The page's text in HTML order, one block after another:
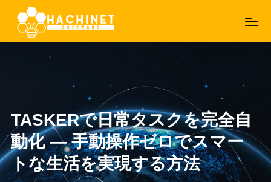
TASKERで日常タスクを完全自
動化 ― 手動操作ゼロでスマー
トな生活を実現する方法